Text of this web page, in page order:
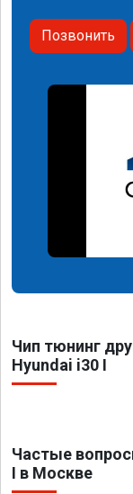
Позвонить
Чип тюнинг
Hyundai i30 I
Частые
I в Москве